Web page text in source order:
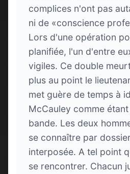
complices n'ont pas
ni de «conscience
Lors d'une opération
planifiée, l'un d'entre
vigiles. Ce double
plus au point le
met guère de temps à
McCauley comme
bande. Les deux
se connaître par
interposée. A tel point
se rencontrer. Chacun